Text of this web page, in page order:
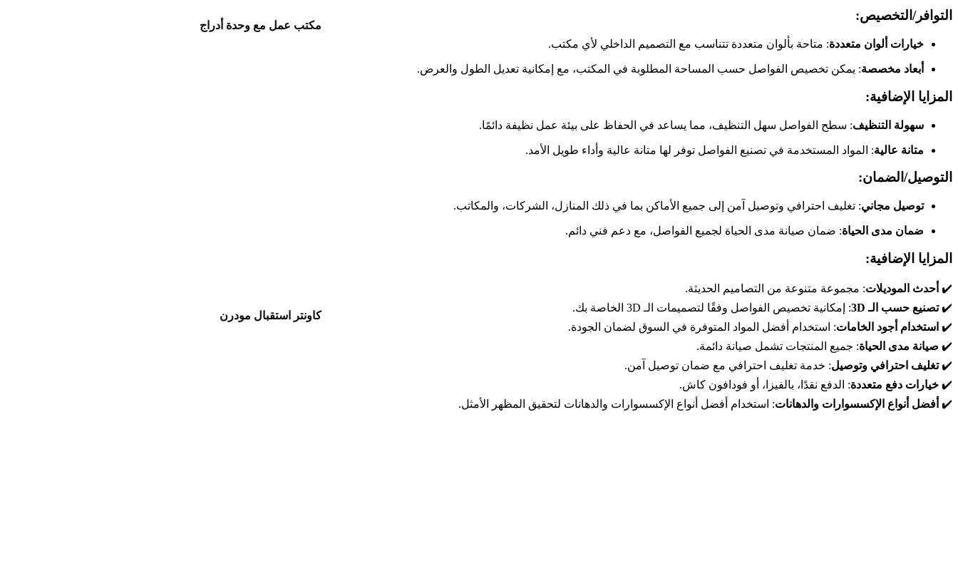
التوافر/التخصيص:
خيارات ألوان متعددة: متاحة بألوان متعددة تتناسب مع التصميم الداخلي لأي مكتب.
أبعاد مخصصة: يمكن تخصيص الفواصل حسب المساحة المطلوبة في المكتب، مع إمكانية تعديل الطول والعرض.
المزايا الإضافية:
سهولة التنظيف: سطح الفواصل سهل التنظيف، مما يساعد في الحفاظ على بيئة عمل نظيفة دائمًا.
متانة عالية: المواد المستخدمة في تصنيع الفواصل توفر لها متانة عالية وأداء طويل الأمد.
التوصيل/الضمان:
توصيل مجاني: تغليف احترافي وتوصيل آمن إلى جميع الأماكن بما في ذلك المنازل، الشركات، والمكاتب.
ضمان مدى الحياة: ضمان صيانة مدى الحياة لجميع الفواصل، مع دعم فني دائم.
المزايا الإضافية:
✔️ أحدث الموديلات: مجموعة متنوعة من التصاميم الحديثة.
✔️تصنيع حسب الـ 3D
: إمكانية تخصيص الفواصل وفقًا لتصميمات الـ 3D الخاصة بك.
✔️ استخدام أجود الخامات: استخدام أفضل المواد المتوفرة في السوق لضمان الجودة.
✔️ صيانة مدى الحياة: جميع المنتجات تشمل صيانة دائمة.
✔️تغليف احترافي وتوصيل: خدمة تغليف احترافي مع ضمان توصيل آمن.
✔️ خيارات دفع متعددة: الدفع نقدًا، بالفيزا، أو فودافون كاش.
✔️ أفضل أنواع الإكسسوارات والدهانات: استخدام أفضل أنواع الإكسسوارات والدهانات لتحقيق المظهر الأمثل.
مكتب عمل مع وحدة أدراج
كاونتر استقبال مودرن